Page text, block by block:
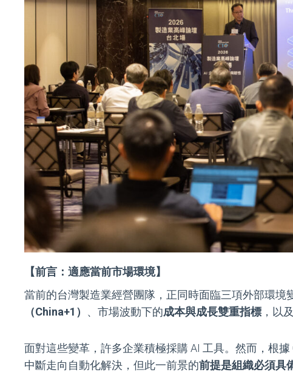
【前言：適應當前市場環境】
當前的台灣製造業經營團隊，正同時面臨三項外部環境
（China+1） 、市場波動下的成本與成長雙重指標 ，以
面對這些變革，許多企業積極採購 AI 工具。然而，根
中斷走向自動化解決，但此一前景的前提是組織必須具